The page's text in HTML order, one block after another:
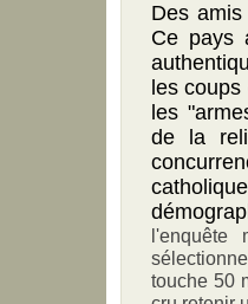
Des
Ce pays
les
les
de la
l'enquête
touche 50